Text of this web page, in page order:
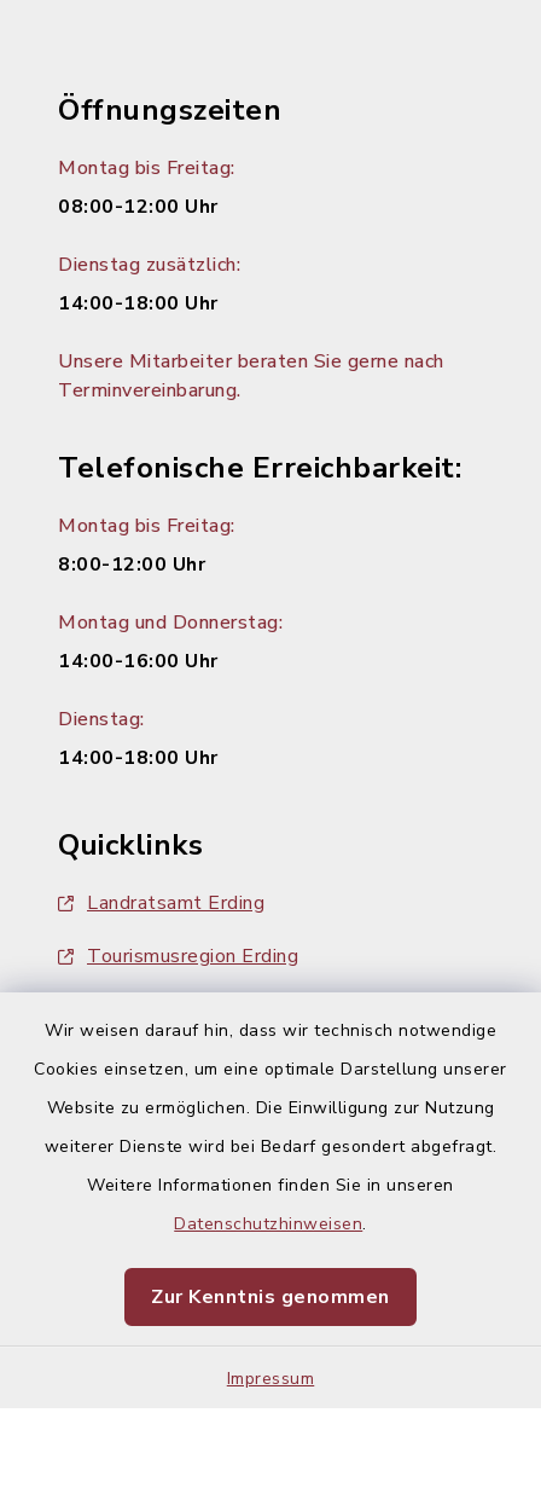
Wir weisen darauf hin, dass wir technisch notwendige
Cookies einsetzen, um eine optimale Darstellung unserer
Website zu ermöglichen. Die Einwilligung zur Nutzung
weiterer Dienste wird bei Bedarf gesondert abgefragt.
Weitere Informationen finden Sie in unseren
Datenschutzhinweisen.
Zur Kenntnis genommen
Impressum
Öffnungszeiten
Montag bis Freitag:
08:00-12:00 Uhr
Dienstag zusätzlich:
14:00-18:00 Uhr
Unsere Mitarbeiter beraten Sie gerne nach
Terminvereinbarung.
Telefonische Erreichbarkeit:
Montag bis Freitag:
8:00-12:00 Uhr
Montag und Donnerstag:
14:00-16:00 Uhr
Dienstag:
14:00-18:00 Uhr
Quicklinks
Landratsamt Erding
Tourismusregion Erding
Kontakt
Datenschutz
Impressum